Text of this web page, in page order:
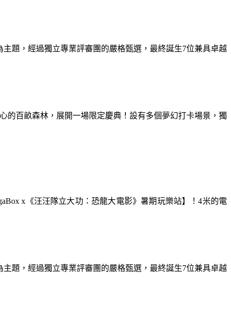
題，經過獨立專業評審團的嚴格甄選，最終誕生7位兼具卓越
x《汪汪隊立大功：恐龍大電影》暑期玩樂站】！4米的電
的百畝森林，展開一場限定慶典！設有多個夢幻打卡場景，獨
題，經過獨立專業評審團的嚴格甄選，最終誕生7位兼具卓越